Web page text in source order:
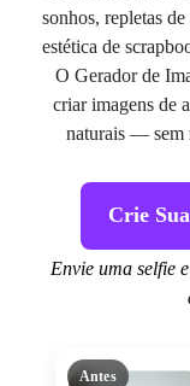
sonhos, repletas
estética de
O Gerador de
criar imagens de
naturais — sem
Crie
Envie uma selfie
Antes